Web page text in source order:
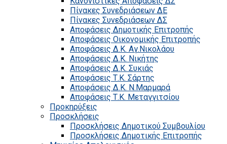
Πίνακες Συνεδριάσεων ΔΕ
Πίνακες Συνεδριάσεων ΔΣ
Αποφάσεις Δημοτικής Επιτροπής
Αποφάσεις Οικονομικής Επιτροπής
Αποφάσεις Δ.Κ. Αγ.Νικολάου
Αποφάσεις Δ.Κ. Νικήτης
Αποφάσεις Δ.Κ. Συκιάς
Αποφάσεις Τ.Κ. Σάρτης
Αποφάσεις Δ.Κ. Ν.Μαρμαρά
Αποφάσεις Τ.Κ. Μεταγγιτσίου
Προκηρύξεις
Προσκλήσεις
Προσκλήσεις Δημοτικού Συμβουλίου
Προσκλήσεις Δημοτικής Επιτροπής